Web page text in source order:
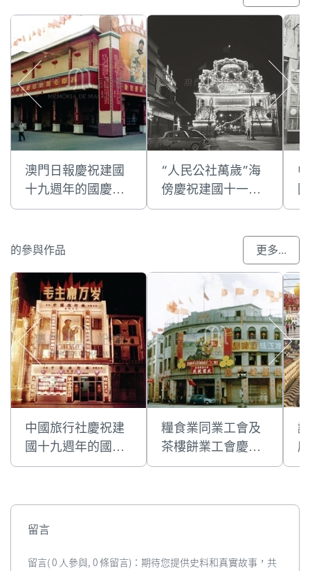
澳門日報慶祝建國
十九週年的國慶門
樓彩牌
“人民公社萬歲”海
傍慶祝建國十一週
年的國慶牌樓
的參與作品 更多...
中國旅行社慶祝建
國十九週年的國慶
門樓彩牌
糧食業同業工會及
茶樓餅業工會慶祝
建國二十二週年的
留言
留言( 0 人參與, 0 條留言)：期待您提供史料和真實故事，共